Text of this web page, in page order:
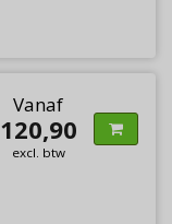
Vanaf
120,90
excl. btw